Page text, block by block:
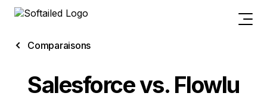
Comparaisons
Salesforce vs. Flowlu